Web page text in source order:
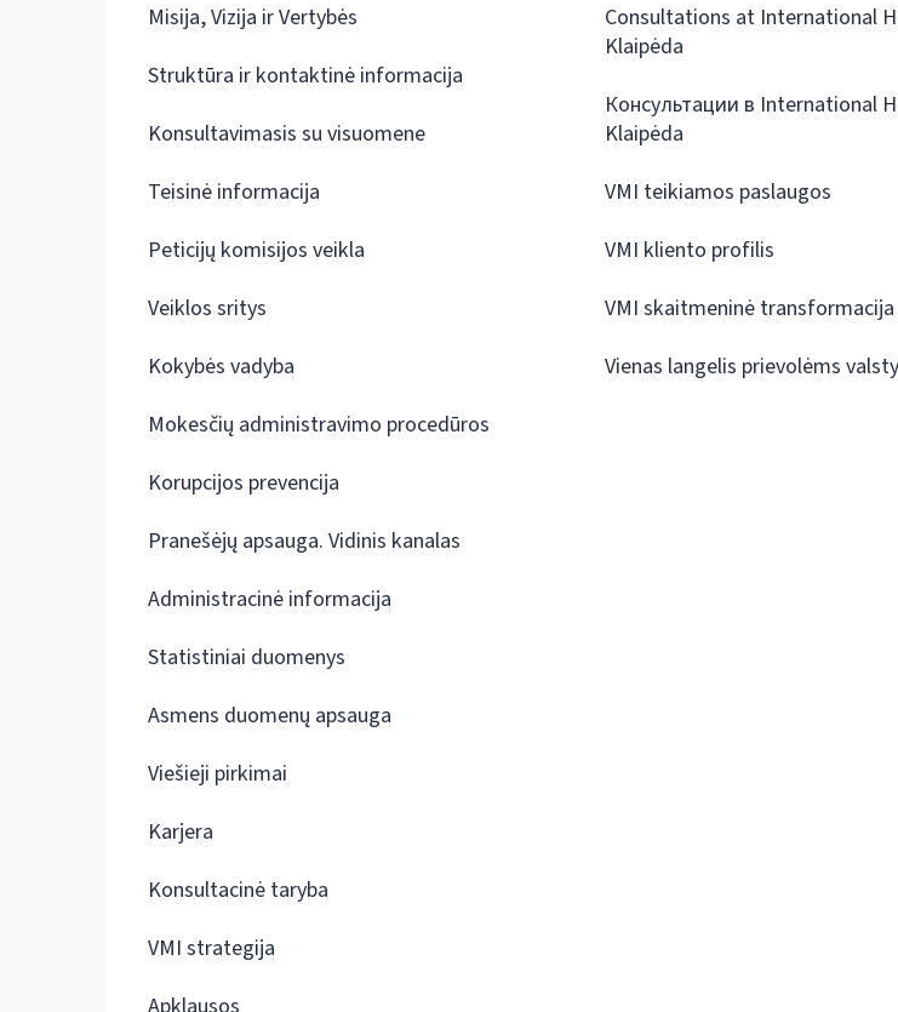
Misija, Vizija ir Vertybės
Struktūra ir kontaktinė informacija
Konsultavimasis su visuomene
Teisinė informacija
Peticijų komisijos veikla
Veiklos sritys
Kokybės vadyba
Mokesčių administravimo procedūros
Korupcijos prevencija
Pranešėjų apsauga. Vidinis kanalas
Administracinė informacija
Statistiniai duomenys
Asmens duomenų apsauga
Viešieji pirkimai
Karjera
Konsultacinė taryba
VMI strategija
Apklausos
Consultations at International
Klaipėda
Консультации в International
Klaipėda
VMI teikiamos paslaugos
VMI kliento profilis
VMI skaitmeninė transformacija
Vienas langelis prievolėms